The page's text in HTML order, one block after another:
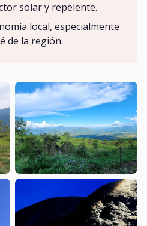
solar y repelente.
local, especialmente
de la región.